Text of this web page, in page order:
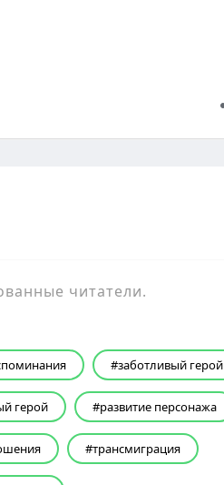
читатели.
заботливый герой
герой развитие персонажа
трансмиграция